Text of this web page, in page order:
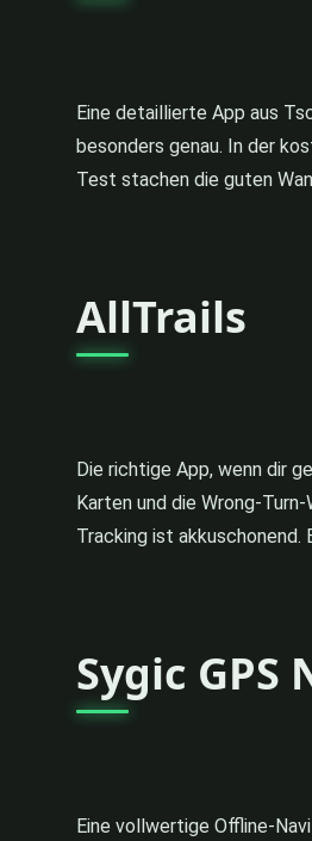
Eine detaillierte App aus
besonders genau. In der
Test stachen die guten
AllTrails
Die richtige App, wenn dir
Karten und die Wrong-
Tracking ist
Sygic
Eine vollwertige Offline-